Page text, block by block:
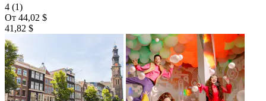
4 (1)
От 44,02 $
41,82 $